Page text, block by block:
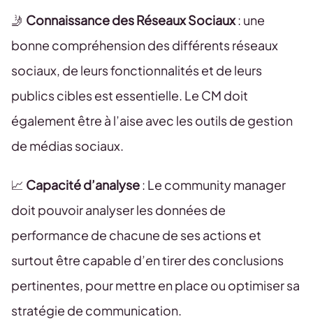
🤳 Connaissance des Réseaux Sociaux: une
bonne compréhension des différents réseaux
sociaux, de leurs fonctionnalités et de leurs
publics cibles est essentielle. Le CM doit
également être à l’aise avec les outils de gestion
de médias sociaux.
📈 Capacité d’analyse: Le community manager
doit pouvoir analyser les données de
performance de chacune de ses actions et
surtout être capable d’en tirer des conclusions
pertinentes, pour mettre en place ou optimiser sa
stratégie de communication.